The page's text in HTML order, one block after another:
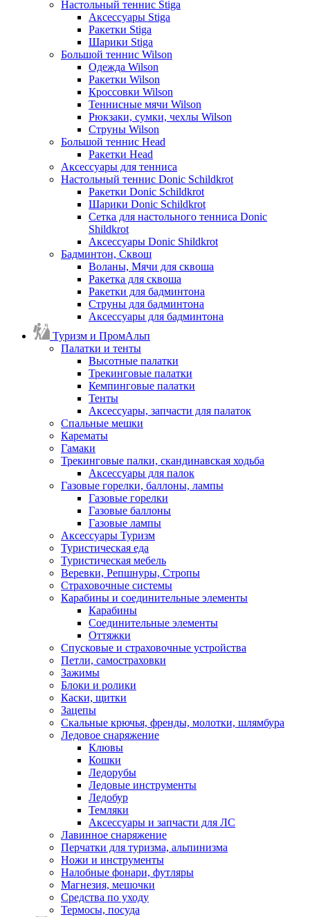
Настольный теннис Stiga
Аксессуары Stiga
Ракетки Stiga
Шарики Stiga
Большой теннис Wilson
Одежда Wilson
Ракетки Wilson
Кроссовки Wilson
Теннисные мячи Wilson
Рюкзаки, сумки, чехлы Wilson
Струны Wilson
Большой теннис Head
Ракетки Head
Аксессуары для тенниса
Настольный теннис Donic Schildkrot
Ракетки Donic Schildkrot
Шарики Donic Schildkrot
Сетка для настольного тенниса Donic
Shildkrot
Аксессуары Donic Shildkrot
Бадминтон, Сквош
Воланы, Мячи для сквоша
Ракетка для сквоша
Ракетки для бадминтона
Струны для бадминтона
Аксессуары для бадминтона
Туризм и ПромАльп
Палатки и тенты
Высотные палатки
Трекинговые палатки
Кемпинговые палатки
Тенты
Аксессуары, запчасти для палаток
Спальные мешки
Карематы
Гамаки
Трекинговые палки, скандинавская ходьба
Аксессуары для палок
Газовые горелки, баллоны, лампы
Газовые горелки
Газовые баллоны
Газовые лампы
Аксессуары Туризм
Туристическая еда
Туристическая мебель
Веревки, Репшнуры, Стропы
Страховочные системы
Карабины и соединительные элементы
Карабины
Соединительные элементы
Оттяжки
Спусковые и страховочные устройства
Петли, самостраховки
Зажимы
Блоки и ролики
Каски, щитки
Зацепы
Скальные крючья, френды, молотки, шлямбура
Ледовое снаряжение
Клювы
Кошки
Ледорубы
Ледовые инструменты
Ледобур
Темляки
Аксессуары и запчасти для ЛС
Лавинное снаряжение
Перчатки для туризма, альпинизма
Ножи и инструменты
Налобные фонари, футляры
Магнезия, мешочки
Средства по уходу
Термосы, посуда